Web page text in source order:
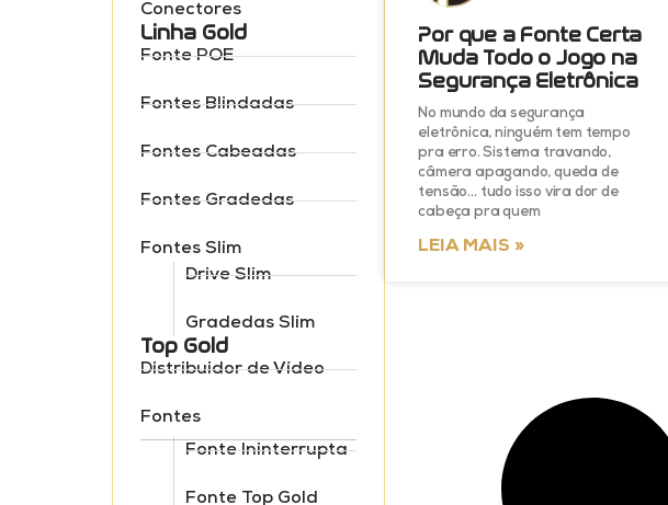
Conectores
Linha Gold
Fonte POE
Fontes Blindadas
Fontes Cabeadas
Fontes Gradedas
Fontes Slim
Drive Slim
Gradedas Slim
Top Gold
Distribuidor de Vídeo
Fontes
Fonte Ininterrupta
Fonte Top Gold
Por que a Fonte Certa
Muda Todo o Jogo na
Segurança Eletrônica
No mundo da segurança
eletrônica, ninguém tem tempo
pra erro. Sistema travando,
câmera apagando, queda de
tensão… tudo isso vira dor de
cabeça pra quem
LEIA MAIS »